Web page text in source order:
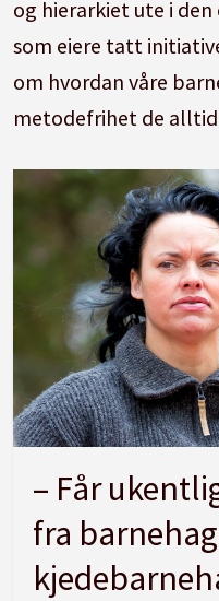
og hierarkiet ute i
som eiere tatt
om hvordan våre
metodefrihet de
– Får
fra